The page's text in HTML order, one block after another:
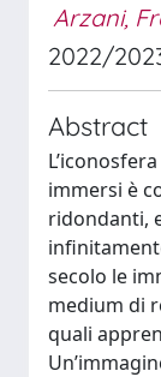
Arzani,
2022/
Abstract
immersi è
ridondanti,
secolo le
medium di
quali